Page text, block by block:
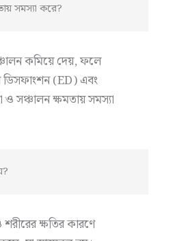
সমস্যা করে?
কমিয়ে দেয়, ফলে
ডিসফাংশন (ED) এবং
ও সঞ্চালন ক্ষমতায় সমস্যা
শরীরের ক্ষতির কারণে